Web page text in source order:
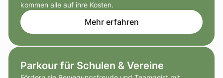
kommen alle auf ihre Kosten.
Mehr erfahren
Parkour für Schulen & Vereine